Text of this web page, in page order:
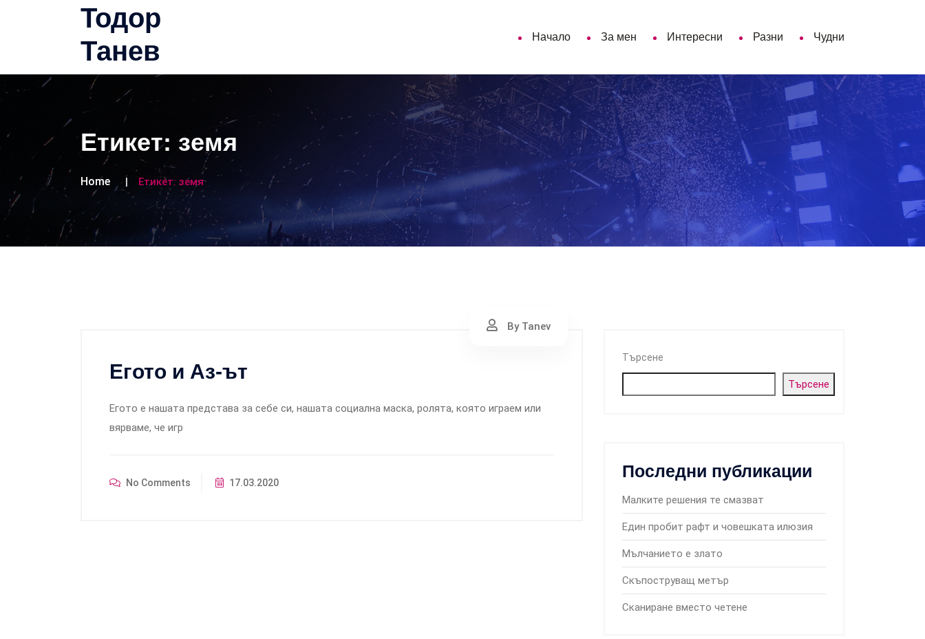
Тодор
Танев
Начало За мен Интересни Разни Чудни
Етикет: земя
Home Етикет: земя
By Tanev
Егото и Аз-ът
Егото е нашата представа за себе си, нашата социална маска, ролята, която играем или
вярваме, че игр
No Comments 17.03.2020
Търсене
Търсене
Последни публикации
Малките решения те смазват
Един пробит рафт и човешката илюзия
Мълчанието е злато
Скъпоструващ метър
Сканиране вместо четене